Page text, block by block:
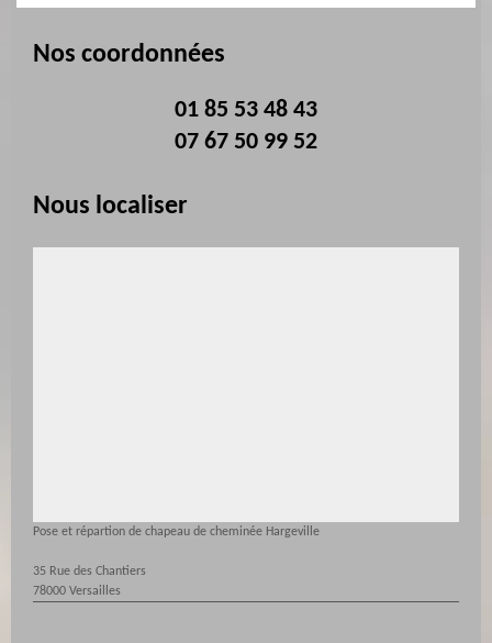
Nos coordonnées
01 85 53 48 43
07 67 50 99 52
Nous localiser
Pose et répartion de chapeau de cheminée Hargeville
35 Rue des Chantiers
78000 Versailles